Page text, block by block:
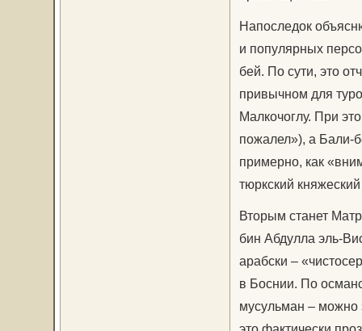
Напоследок
и популярных
бей. По сути, это
привычном для
Малкочоглу. При
пожалел»), а Бали-
примерно, как
тюркский княжеский
Вторым станет
бин Абдулла эль-
арабски –
в Боснии. По
мусульман – можно